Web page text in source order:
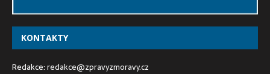
KONTAKTY
Redakce:redakce@zpravyzmoravy.cz